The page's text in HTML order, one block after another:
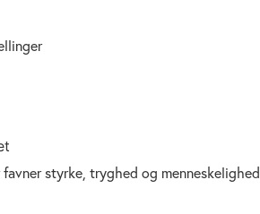
styrke, tryghed og menneskelighed